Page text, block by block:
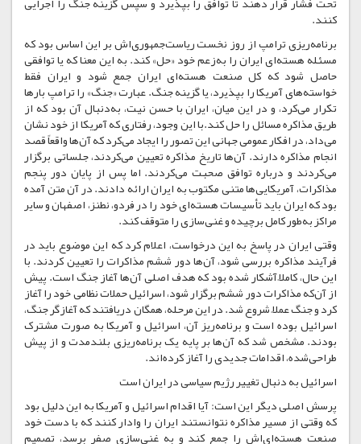
کنند.
برنامه‌ریزی ترامپ از روز نخست ریاست‌جمهوری‌اش بر این اساس بود که
مسئله هسته‌ای ایران را به‌زعم خود «حل» کند. به این معنا که یا توافقی
حاصل شود که کل صنعت هسته‌ای ایران جمع شود و ایران فقط
خواسته‌های آمریکا را بپذیرد، یا گزینه جنگ. عبارت «جنگ» را ترامپ بارها
تکرار می‌کرد، و در این میان، ایران با حسن نیت، به‌دنبال آن بود که از
طریق مذاکره مسائل را حل کند.با این وجود، رفتاری که آمریکا از خود نشان
می‌داد، در افکار عمومی جهانی این تصور را ایجاد می‌کرد که آن‌ها واقعاً قصد
انجام مذاکره دارند. آن‌ها تاریخ مذاکره تعیین می‌کردند، جلساتی برگزار
می‌کردند و درباره توافق صحبت می‌کردند. اما پس از پایان دور پنجم
مذاکرات، آمریکایی‌ها متنی مکتوب به ایران ارائه دادند. در آن متن آمده
بود که ایران باید تأسیسات هسته‌ای خود را در فردو، نطنز، اصفهان و سایر
مراکز به‌طور کامل برچیده و غنی‌سازی را متوقف کند.
وقتی ایران در پاسخ به این درخواست، اعلام کرد که این موضوع باید در
فرآیند مذاکره بررسی شود، آن‌ها دور ششم مذاکرات را تعیین کردند. با
این حال، کاملاً آشکار شده بود که هدف اصلی آن‌ها آغاز جنگ است. پیش
از آن‌که مذاکرات دور ششم برگزار شود، اسرائیل حملات نظامی خود را آغاز
کرد و جنگ عملاً شروع شد. در این مرحله، همگان دریافتند که آغازگر جنگ،
اسرائیل بوده است و برنامه‌ریز آن، اسرائیل و آمریکا به صورت مشترک
بودند. مشخص شد که آن‌ها بر پایه یک برنامه‌ریزی بلندمدت و از پیش
طراحی‌شده، اقدامات جدیدی را آغاز کرده‌اند.
اسرائیل به دنبال تغییر رژیم سیاسی در ایران است
پرسش اصلی دیگر این است: آیا اقدام اسرائیل و آمریکا به این دلیل بود
که وقتی از مسیر مذاکره نتوانستند ایران را وادار کنند که با دست خود
صنعت هسته‌ای‌اش را جمع کند و به غنی‌سازی صفر برسد، تصمیم